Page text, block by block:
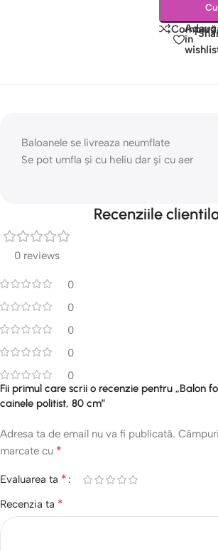
Compară
în
Baloanele se livreaza neumflate
Se pot umfla și cu heliu dar și cu aer
Recenziile
0 reviews
0
0
0
0
0
Fii primul care scrii o recenzie pentru „Balon
cainele politist, 80 cm”
Adresa ta de email nu va fi publicată.
marcate cu *
Evaluarea ta *
Recenzia ta *